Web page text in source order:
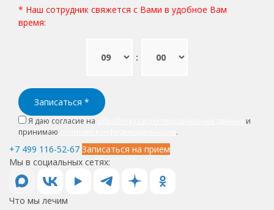
* Наш сотрудник свяжется с Вами в удобное Вам
время:
:
Записаться *
Я даю согласие на
и
принимаю
.
+7 499 116-52-67 Записаться на прием
Мы в социальных сетях:
Что мы лечим